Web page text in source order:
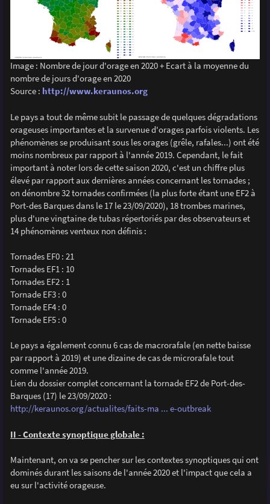
Image : Nombre de jour d'orage en 2020 + Ecart à la moyenne du
nombre de jours d'orage en 2020
Source : http://www.keraunos.org
Le pays a tout de même subit le passage de quelques dégradations
orageuses importantes et la survenue d'orages parfois violents. Les
phénomènes se produisant sous les orages (grêle, rafales...) ont été
moins nombreux par rapport à l'année 2019. Cependant, le fait
important à noter lors de cette saison 2020, c'est un chiffre plus
élevé par rapport aux dernières années concernant les tornades ;
on dénombre 32 tornades confirmées (la plus forte étant une EF2 à
Port-des Barques dans le 17 le 23/09/2020), 18 trombes marines,
plus d'une vingtaine de tubas répertoriés par des observateurs et
14 phénomènes venteux non définis :
Tornades EF0 : 21
Tornades EF1 : 10
Tornades EF2 : 1
Tornade EF3 : 0
Tornade EF4 : 0
Tornade EF5 : 0
Le pays a également connu 6 cas de macrorafale (en nette baisse
par rapport à 2019) et une dizaine de cas de microrafale tout
comme l'année 2019.
Lien du dossier complet concernant la tornade EF2 de Port-des-
Barques (17) le 23/09/2020 :
http://keraunos.org/actualites/faits-ma ... e-outbreak
II - Contexte synoptique globale :
Maintenant, on va se pencher sur les contextes synoptiques qui ont
dominés durant les saisons de l'année 2020 et l'impact que cela a
eu sur l'activité orageuse.